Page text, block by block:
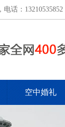
话：13210535852
空中婚礼